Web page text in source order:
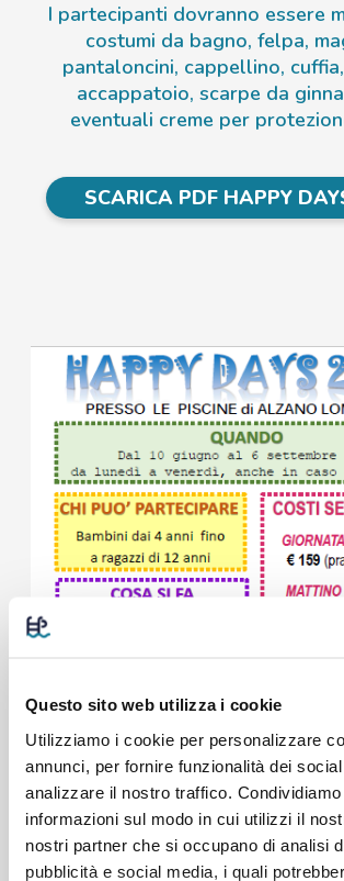
Questo sito web utilizza i cookie
Utilizziamo i cookie per personalizzare
annunci, per fornire funzionalità dei
analizzare il nostro traffico.
informazioni sul modo in cui utilizzi il
nostri partner che si occupano di analisi
pubblicità e social media, i quali
I partecipanti dovranno essere
costumi da bagno, felpa,
pantaloncini, cappellino,
accappatoio, scarpe da
eventuali creme per
SCARICA PDF HAPPY